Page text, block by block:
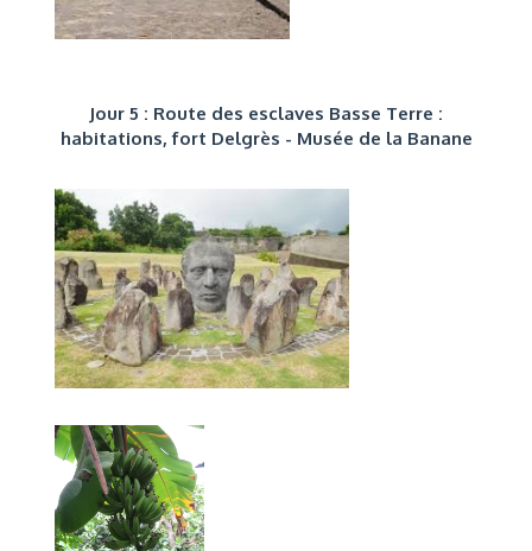
Jour 5 : Route des esclaves Basse Terre :
habitations, fort Delgrès - Musée de la Banane